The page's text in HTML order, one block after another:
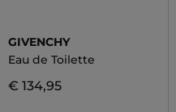
GIVENCHY
Eau de Toilette
€ 134,95